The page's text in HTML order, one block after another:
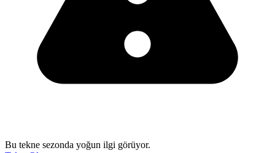
Bu tekne sezonda yoğun ilgi görüyor.